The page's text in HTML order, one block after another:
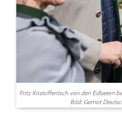
Fritz Kristofferitsch von den Edlseern
Bild: Gernot